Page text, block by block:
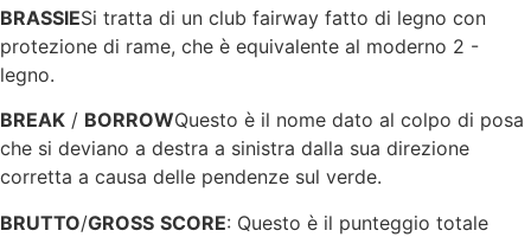
BRASSIESi tratta di un club fairway fatto di legno con
protezione di rame, che è equivalente al moderno 2 -
legno.
BREAK / BORROWQuesto è il nome dato al colpo di posa
che si deviano a destra a sinistra dalla sua direzione
corretta a causa delle pendenze sul verde.
BRUTTO/GROSS SCORE: Questo è il punteggio totale